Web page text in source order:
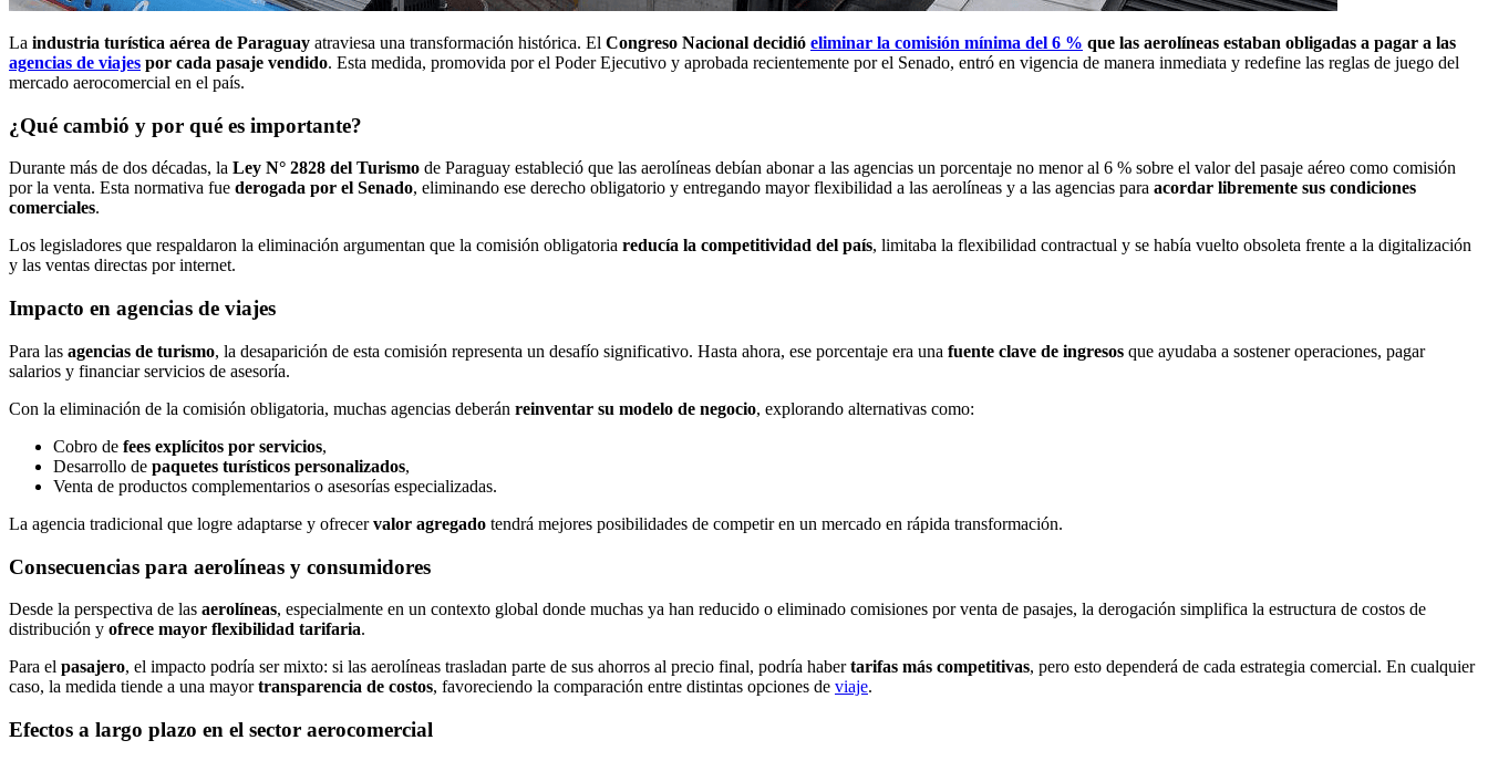
La industria turística aérea de Paraguay atraviesa una transformación histórica. El Congreso Nacional decidió eliminar la comisión mínima del 6 % que las aerolíneas estaban obligadas a pagar a las
agencias de viajes por cada pasaje vendido. Esta medida, promovida por el Poder Ejecutivo y aprobada recientemente por el Senado, entró en vigencia de manera inmediata y redefine las reglas de juego del
mercado aerocomercial en el país.
¿Qué cambió y por qué es importante?
Durante más de dos décadas, la Ley N° 2828 del Turismo de Paraguay estableció que las aerolíneas debían abonar a las agencias un porcentaje no menor al 6 % sobre el valor del pasaje aéreo como comisión
por la venta. Esta normativa fue derogada por el Senado, eliminando ese derecho obligatorio y entregando mayor flexibilidad a las aerolíneas y a las agencias para acordar libremente sus condiciones
comerciales.
Los legisladores que respaldaron la eliminación argumentan que la comisión obligatoria reducía la competitividad del país, limitaba la flexibilidad contractual y se había vuelto obsoleta frente a la digitalización
y las ventas directas por internet.
Impacto en agencias de viajes
Para las agencias de turismo, la desaparición de esta comisión representa un desafío significativo. Hasta ahora, ese porcentaje era una fuente clave de ingresos que ayudaba a sostener operaciones, pagar
salarios y financiar servicios de asesoría.
Con la eliminación de la comisión obligatoria, muchas agencias deberán reinventar su modelo de negocio, explorando alternativas como:
Cobro de fees explícitos por servicios,
Desarrollo de paquetes turísticos personalizados,
Venta de productos complementarios o asesorías especializadas.
La agencia tradicional que logre adaptarse y ofrecervalor agregado tendrá mejores posibilidades de competir en un mercado en rápida transformación.
Consecuencias para aerolíneas y consumidores
Desde la perspectiva de las aerolíneas, especialmente en un contexto global donde muchas ya han reducido o eliminado comisiones por venta de pasajes, la derogación simplifica la estructura de costos de
distribución y ofrece mayor flexibilidad tarifaria.
Para el pasajero, el impacto podría ser mixto: si las aerolíneas trasladan parte de sus ahorros al precio final, podría habertarifas más competitivas, pero esto dependerá de cada estrategia comercial. En cualquier
caso, la medida tiende a una mayortransparencia de costos, favoreciendo la comparación entre distintas opciones de viaje.
Efectos a largo plazo en el sector aerocomercial